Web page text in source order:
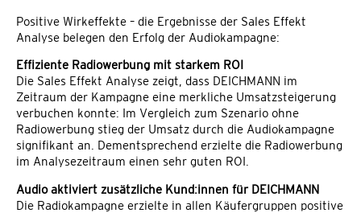
Positive Wirkeffekte – die Ergebnisse der Sales Effekt
Analyse belegen den Erfolg der Audiokampagne:
Effiziente Radiowerbung mit starkem ROI
Die Sales Effekt Analyse zeigt, dass DEICHMANN im
Zeitraum der Kampagne eine merkliche Umsatzsteigerung
verbuchen konnte: Im Vergleich zum Szenario ohne
Radiowerbung stieg der Umsatz durch die Audiokampagne
signifikant an. Dementsprechend erzielte die Radiowerbung
im Analysezeitraum einen sehr guten ROI.
Audio aktiviert zusätzliche Kund:innen für DEICHMANN
Die Radiokampagne erzielte in allen Käufergruppen positive